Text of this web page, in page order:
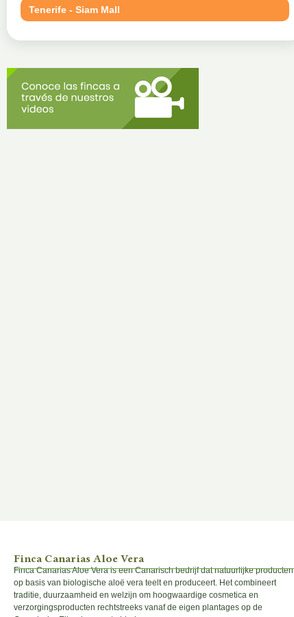
Tenerife - Siam Mall
Finca Canarias Aloe Vera
Finca Canarias Aloe Vera is een Canarisch bedrijf dat natuurlijke producten
op basis van biologische aloë vera teelt en produceert. Het combineert
traditie, duurzaamheid en welzijn om hoogwaardige cosmetica en
verzorgingsproducten rechtstreeks vanaf de eigen plantages op de